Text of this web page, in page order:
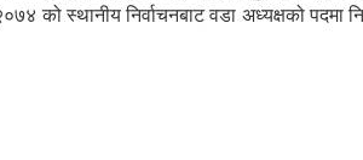
को स्थानीय निर्वाचनबाट वडा अध्यक्षको पदमा